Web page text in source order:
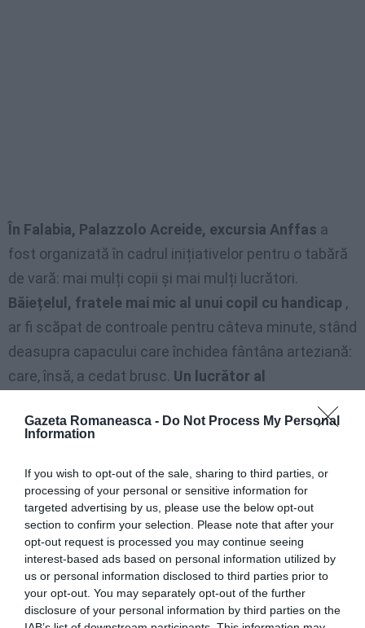
Gazeta Romaneasca - Do Not Process My Personal
Information
If you wish to opt-out of the sale, sharing to third parties, or
processing of your personal or sensitive information for
targeted advertising by us, please use the below opt-out
section to confirm your selection. Please note that after your
opt-out request is processed you may continue seeing
interest-based ads based on personal information utilized by
us or personal information disclosed to third parties prior to
your opt-out. You may separately opt-out of the further
disclosure of your personal information by third parties on the
În Falabia, Palazzolo Acreide, excursia Anffas a
fost organizată în cadrul inițiativelor pentru o tabără
de vară: mai mulți copii și mai mulți lucrători.
Băiețelul, fratele mai mic al unui copil cu handicap ,
ar fi scăpat de controale pentru câteva minute, stând
deasupra capacului care închidea fântâna arteziană:
care, însă, a cedat brusc. Un lucrător al
imediat să coboare în fântână, folosind o frânghie:
să rămână calm, să rămână calm. Dar încercarea a
eșuat, scriecorriere.it.
Copilul a murit înecatîn puțul adânc de 15 metri, pe
jumătate plin cu apă. Pompierii au ajuns rapid la fața
locului: educatoarea a fost salvată de un echipaj al
pompierilor, care a predat-o apoi la 118.